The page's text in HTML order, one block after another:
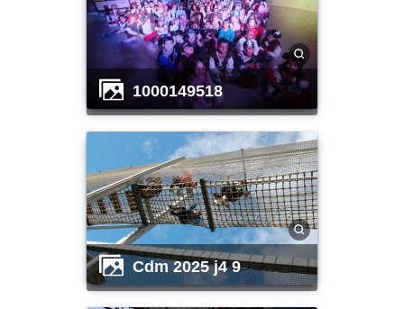
1000149518
cdm 2025 j4 9